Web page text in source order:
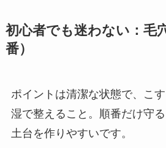
初心者でも迷わない：毛
番）
ポイントは清潔な状態で、こ
湿で整えること。順番だけ守
土台を作りやすいです。